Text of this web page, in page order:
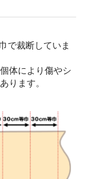
で裁断していま
体により傷やシ
ります。